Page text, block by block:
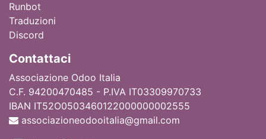
Runbot
Traduzioni
Discord
Contattaci
Associazione Odoo Italia
C.F. 94200470485 - P.IVA IT03309970733
IBAN IT52O0503460122000000002555
associazioneodooitalia@gmail.com